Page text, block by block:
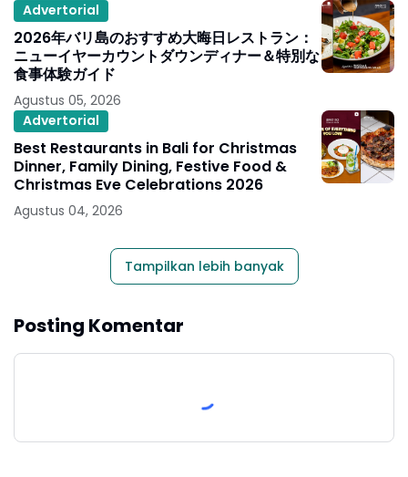
Advertorial
2026年バリ島のおすすめ大晦日レストラン：
ニューイヤーカウントダウンディナー＆特別な
食事体験ガイド
Agustus 05, 2026
Advertorial
Best Restaurants in Bali for Christmas
Dinner, Family Dining, Festive Food &
Christmas Eve Celebrations 2026
Agustus 04, 2026
Tampilkan lebih banyak
Posting Komentar